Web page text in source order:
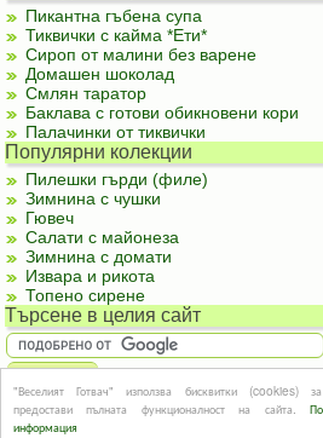
"Веселият Готвач" използва бисквитки (cookies)
предостави пълната функционалност на сайта.
информация
Пикантна гъбена супа
Тиквички с кайма *Ети*
Сироп от малини без варене
Домашен шоколад
Смлян таратор
Баклава с готови обикновени кори
Палачинки от тиквички
Популярни колекции
Пилешки гърди (филе)
Зимнина с чушки
Гювеч
Салати с майонеза
Зимнина с домати
Извара и рикота
Топено сирене
Търсене в целия сайт
За реклама| За контакти|Подкрепете ни |
информация
© Информацията в този сайт или части от нея не